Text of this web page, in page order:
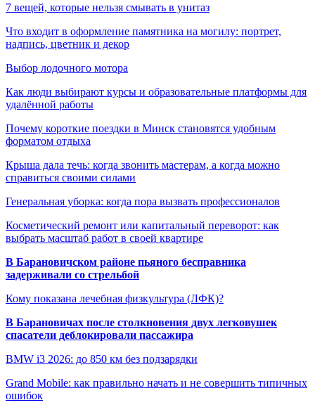
7 вещей, которые нельзя смывать в унитаз
Что входит в оформление памятника на могилу: портрет,
надпись, цветник и декор
Выбор лодочного мотора
Как люди выбирают курсы и образовательные платформы для
удалённой работы
Почему короткие поездки в Минск становятся удобным
форматом отдыха
Крыша дала течь: когда звонить мастерам, а когда можно
справиться своими силами
Генеральная уборка: когда пора вызвать профессионалов
Косметический ремонт или капитальный переворот: как
выбрать масштаб работ в своей квартире
В Барановичском районе пьяного бесправника
задерживали со стрельбой
Кому показана лечебная физкультура (ЛФК)?
В Барановичах после столкновения двух легковушек
спасатели деблокировали пассажира
BMW i3 2026: до 850 км без подзарядки
Grand Mobile: как правильно начать и не совершить типичных
ошибок